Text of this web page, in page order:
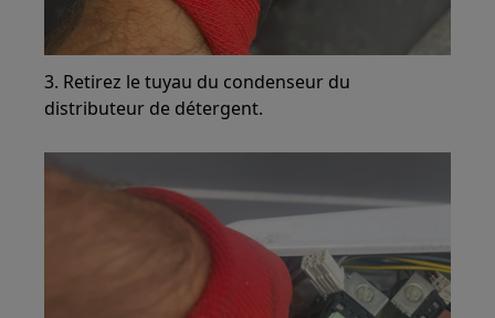
3. Retirez le tuyau du condenseur du
distributeur de détergent.